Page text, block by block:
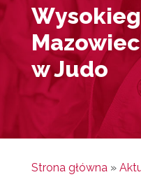
w Judo
Strona główna»